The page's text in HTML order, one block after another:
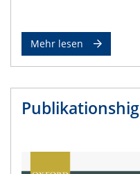
Mehr lesen